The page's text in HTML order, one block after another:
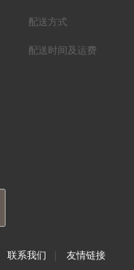
配送方式
配送时间及运费
联系我们 友情链接